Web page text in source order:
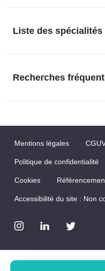
Liste des spécialités
Recherches
Mentions légales
Politique de confidentialité
Cookies
Accessibilité du site : Non